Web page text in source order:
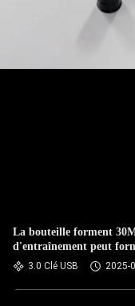
La bouteille forment
d'entraînement peut
3.0 Clé USB 2025-